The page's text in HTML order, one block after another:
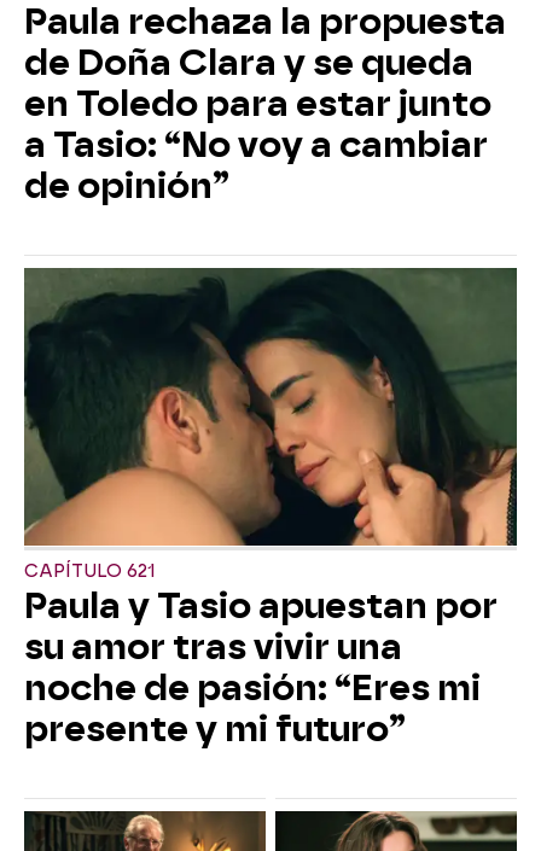
Paula rechaza la propuesta
de Doña Clara y se queda
en Toledo para estar junto
a Tasio: “No voy a cambiar
de opinión”
CAPÍTULO 621
Paula y Tasio apuestan por
su amor tras vivir una
noche de pasión: “Eres mi
presente y mi futuro”